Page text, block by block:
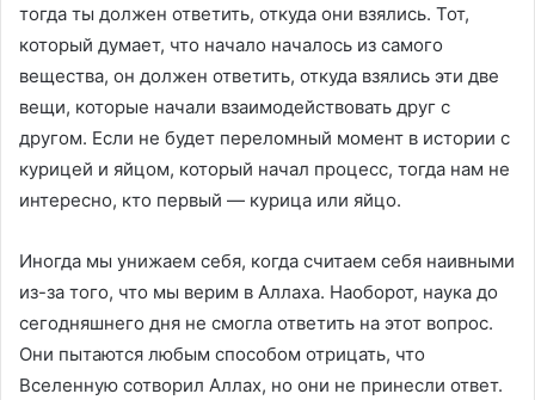
тогда ты должен ответить, откуда они взялись. Тот,
который думает, что начало началось из самого
вещества, он должен ответить, откуда взялись эти две
вещи, которые начали взаимодействовать друг с
другом. Если не будет переломный момент в истории с
курицей и яйцом, который начал процесс, тогда нам не
интересно, кто первый — курица или яйцо.
Иногда мы унижаем себя, когда считаем себя наивными
из-за того, что мы верим в Аллаха. Наоборот, наука до
сегодняшнего дня не смогла ответить на этот вопрос.
Они пытаются любым способом отрицать, что
Вселенную сотворил Аллах, но они не принесли ответ.